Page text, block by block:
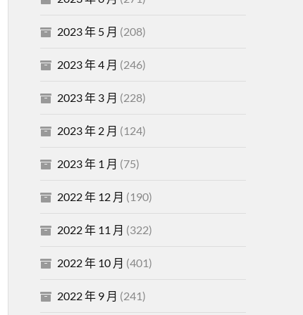
2023 年 5 月 (208)
2023 年 4 月 (246)
2023 年 3 月 (228)
2023 年 2 月 (124)
2023 年 1 月 (75)
2022 年 12 月 (190)
2022 年 11 月 (322)
2022 年 10 月 (401)
2022 年 9 月 (241)